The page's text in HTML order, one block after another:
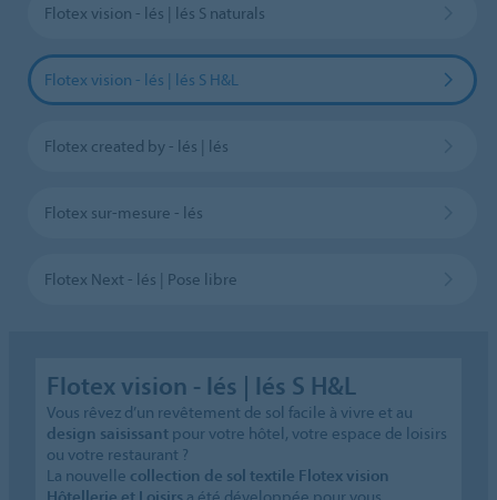
Flotex vision - lés | lés S naturals
Flotex vision - lés | lés S H&L
Flotex created by - lés | lés
Flotex sur-mesure - lés
Flotex Next - lés | Pose libre
Flotex vision - lés | lés S H&L
Vous rêvez d’un revêtement de sol facile à vivre et au
design saisissant pour votre hôtel, votre espace de loisirs
ou votre restaurant ?
La nouvelle collection de sol textile Flotex vision
Hôtellerie et Loisirs a été développée pour vous